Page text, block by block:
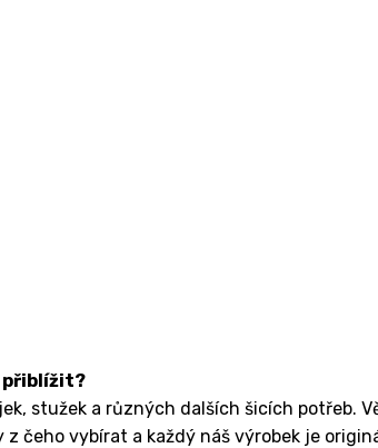
přiblížit?
stužek a různých dalších šicích potřeb.
z čeho vybírat a každý náš výrobek je